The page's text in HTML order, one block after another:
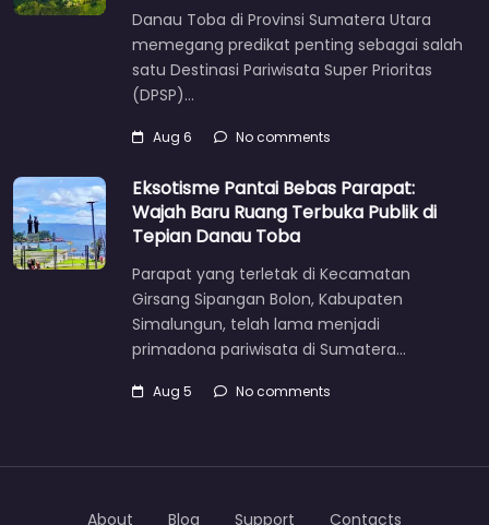
Danau Toba di Provinsi Sumatera Utara
memegang predikat penting sebagai salah
satu Destinasi Pariwisata Super Prioritas
(DPSP)…
Aug 6 No comments
Eksotisme Pantai Bebas Parapat:
Wajah Baru Ruang Terbuka Publik di
Tepian Danau Toba
Parapat yang terletak di Kecamatan
Girsang Sipangan Bolon, Kabupaten
Simalungun, telah lama menjadi
primadona pariwisata di Sumatera…
Aug 5 No comments
About Blog Support Contacts